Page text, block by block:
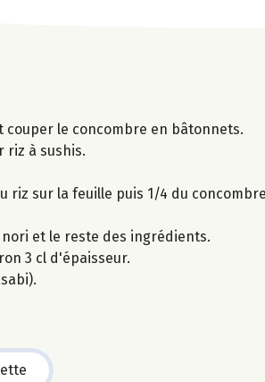
couper le concombre en bâtonnets.
riz à sushis.
riz sur la feuille puis 1/4 du
et le reste des ingrédients.
3 cl d'épaisseur.